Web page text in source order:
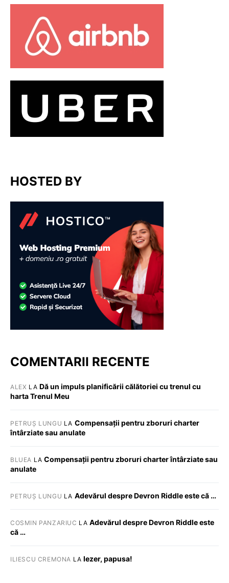
HOSTED BY
COMENTARII RECENTE
ALEX LA Dă un impuls planificării călătoriei cu trenul cu
harta Trenul Meu
PETRUȘ LUNGU LA Compensații pentru zboruri charter
întârziate sau anulate
BLUEA LACompensații pentru zboruri charter întârziate sau
anulate
PETRUȘ LUNGU LA Adevărul despre Devron Riddle este că …
COSMIN PANZARIUC LA Adevărul despre Devron Riddle este
că …
ILIESCU CREMONA LA Iezer, papusa!